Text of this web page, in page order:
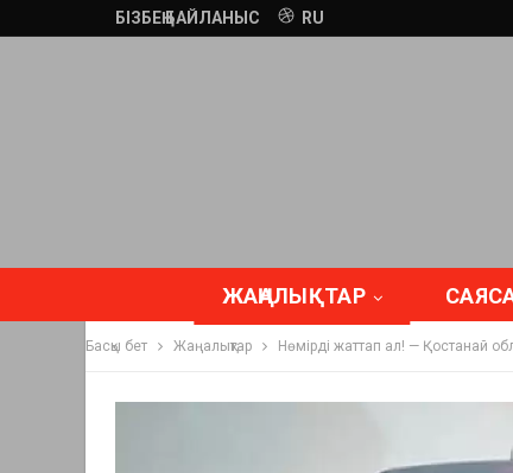
БІЗБЕҢ БАЙЛАНЫС RU
ЖАҢАЛЫҚТАР
Басқы бет Жаңалықтар Нөмірді жаттап ал! — Қостанай